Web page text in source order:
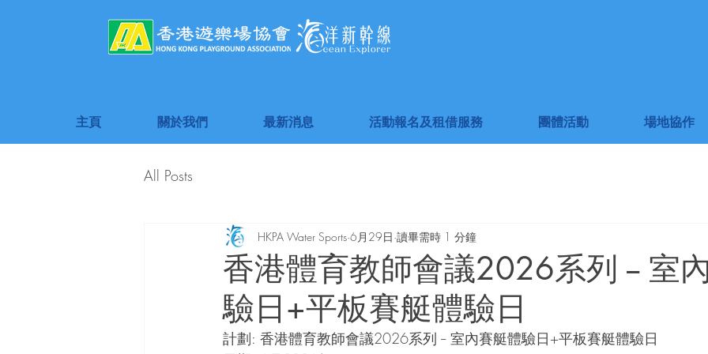
主頁 關於我們 最新消息 活動報名及租借服務 團體活動 場地協作
All Posts
香港體育教師會議2026系列 -- 室
驗日+平板賽艇體驗日
HKPA Water Sports 6月29日 讀畢需時 1 分鐘
計劃: 香港體育教師會議2026系列 -- 室內賽艇體驗日+平板賽艇體驗日